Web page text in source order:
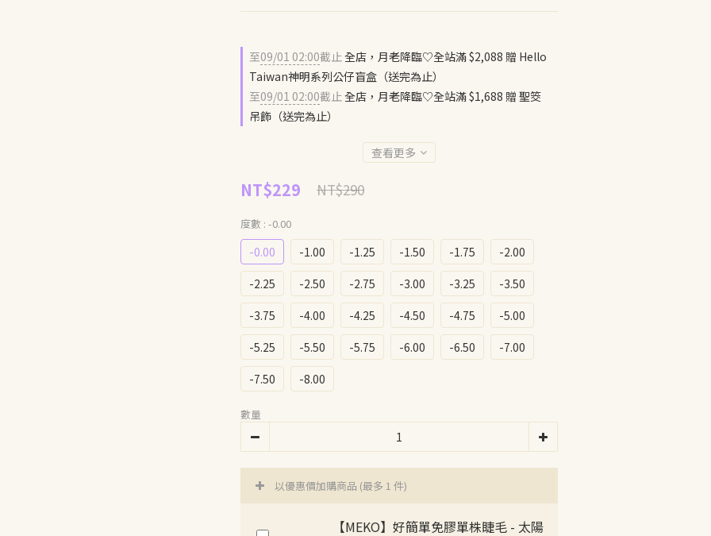
至09/01 02:00截止全店，月老降臨♡全站滿 $2,088 贈 Hello
Taiwan神明系列公仔盲盒（送完為止）
至09/01 02:00截止全店，月老降臨♡全站滿 $1,688 贈 聖筊
吊飾（送完為止）
查看更多
NT$229 NT$290
度數 : -0.00
-0.00 -1.00 -1.25 -1.50 -1.75
-2.00
-2.25
-2.50 -2.75 -3.00 -3.25
-3.50
-3.75
-4.00 -4.25 -4.50 -4.75
-5.00
-5.25
-5.50 -5.75 -6.00 -6.50
-7.00
-7.50
-8.00
數量
以優惠價加購商品 (最多 1 件)
【MEKO】好簡單免膠單株睫毛 - 太陽